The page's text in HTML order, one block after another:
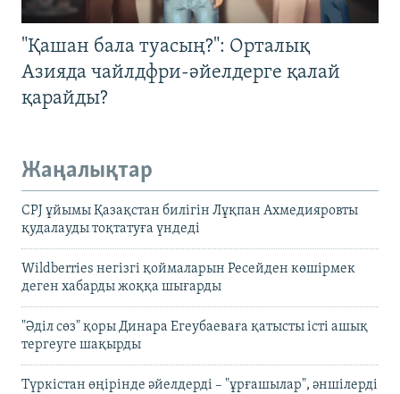
"Қашан бала туасың?": Орталық
Азияда чайлдфри-әйелдерге қалай
қарайды?
Жаңалықтар
CPJ ұйымы Қазақстан билігін Лұқпан Ахмедияровты
қудалауды тоқтатуға үндеді
Wildberries негізгі қоймаларын Ресейден көшірмек
деген хабарды жоққа шығарды
"Әділ сөз" қоры Динара Егеубаеваға қатысты істі ашық
тергеуге шақырды
Түркістан өңірінде әйелдерді – "ұрғашылар", әншілерді